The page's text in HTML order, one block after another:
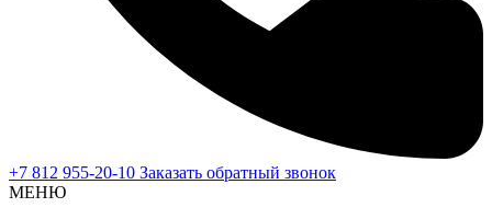
+7 812 955-20-10 Заказать обратный звонок
МЕНЮ